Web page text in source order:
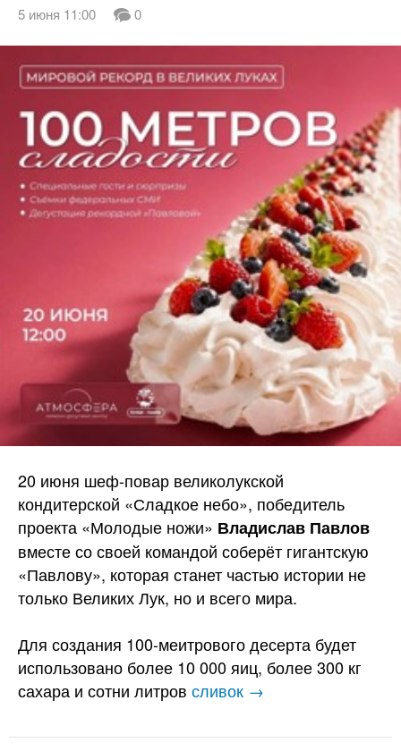
5 июня 11:00 0
20 июня шеф-повар великолукской
кондитерской «Сладкое небо», победитель
проекта «Молодые ножи» Владислав Павлов
вместе со своей командой соберёт гигантскую
«Павлову», которая станет частью истории не
только Великих Лук, но и всего мира.
Для создания 100-меитрового десерта будет
использовано более 10 000 яиц, более 300 кг
сахара и сотни литров сливок →